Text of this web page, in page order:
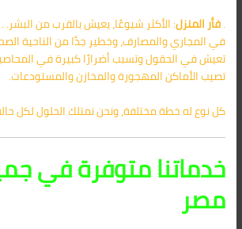
.فأر المنزل: الأكثر شيوعًا، يعيش بالقرب من البشر. .
في المجاري والمصارف، وخطير جدًا من الناحية
تعيش في الحقول وتسبب أضرارًا كبيرة في
تصيب الأماكن المهجورة والمخازن والمستودعات.
كل نوع له خطة مختلفة، ونحن نمتلك الحلول لكل
خدماتنا متوفرة في
مصر